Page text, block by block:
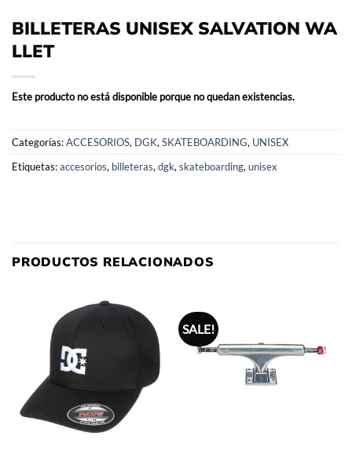
BILLETERAS UNISEX SALVATION WA
LLET
Este producto no está disponible porque no quedan existencias.
Categorías:ACCESORIOS, DGK, SKATEBOARDING, UNISEX
Etiquetas:accesorios, billeteras, dgk, skateboarding, unisex
PRODUCTOS RELACIONADOS
SALE!